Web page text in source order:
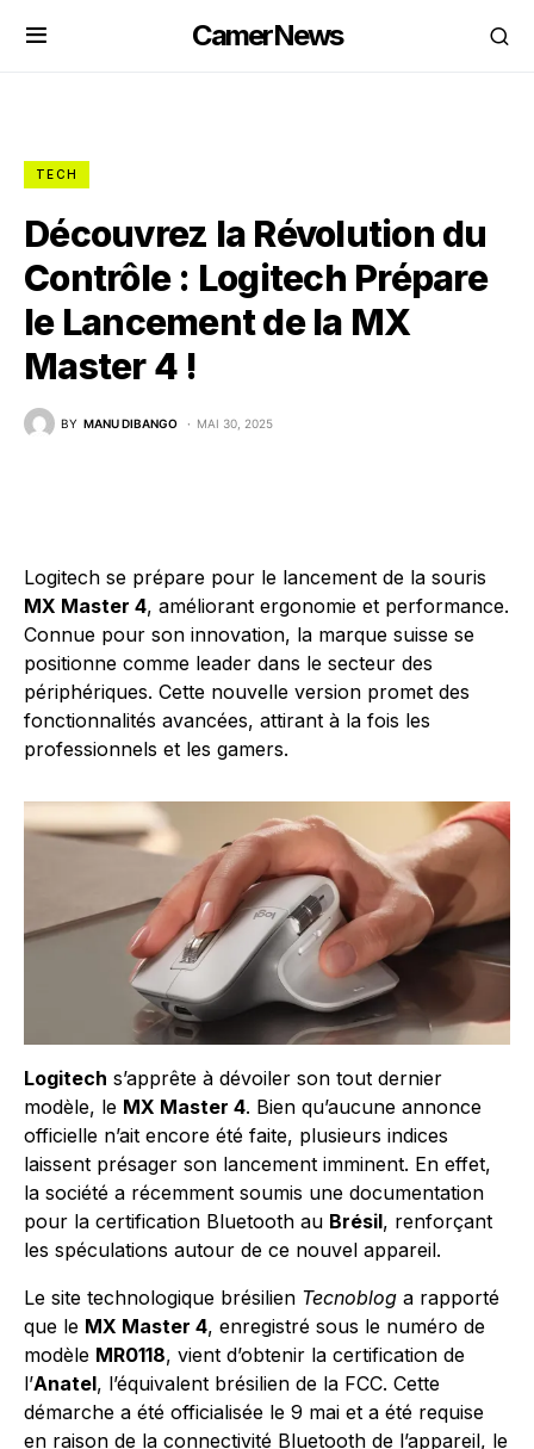
CamerNews
TECH
Découvrez la Révolution du
Contrôle : Logitech Prépare
le Lancement de la MX
Master 4 !
BY MANU DIBANGO MAI 30, 2025
Logitech se prépare pour le lancement de la souris
MX Master 4, améliorant ergonomie et performance.
Connue pour son innovation, la marque suisse se
positionne comme leader dans le secteur des
périphériques. Cette nouvelle version promet des
fonctionnalités avancées, attirant à la fois les
professionnels et les gamers.
Logitech s’apprête à dévoiler son tout dernier
modèle, le MX Master 4. Bien qu’aucune annonce
officielle n’ait encore été faite, plusieurs indices
laissent présager son lancement imminent. En effet,
la société a récemment soumis une documentation
pour la certification Bluetooth au Brésil, renforçant
les spéculations autour de ce nouvel appareil.
Le site technologique brésilien Tecnoblog a rapporté
que le MX Master 4, enregistré sous le numéro de
modèle MR0118, vient d’obtenir la certification de
l’Anatel, l’équivalent brésilien de la FCC. Cette
démarche a été officialisée le 9 mai et a été requise
en raison de la connectivité Bluetooth de l’appareil, le